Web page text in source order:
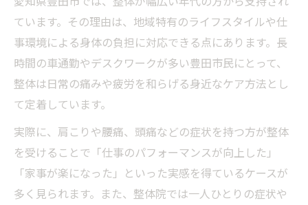
ています。その理由は、地域特有のライフスタイルや仕
事環境による身体の負担に対応できる点にあります。長
時間の車通勤やデスクワークが多い豊田市民にとって、
整体は日常の痛みや疲労を和らげる身近なケア方法とし
て定着しています。
実際に、肩こりや腰痛、頭痛などの症状を持つ方が整体
を受けることで「仕事のパフォーマンスが向上した」
「家事が楽になった」といった実感を得ているケースが
多く見られます。また、整体院では一人ひとりの症状や